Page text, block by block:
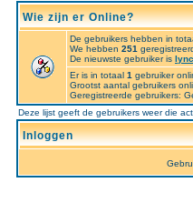
Wie zijn er Online?
De gebruikers hebben in
We hebben 251
De nieuwste gebruiker is
Er is in totaal 1 gebruiker
Grootst aantal gebruikers
Geregistreerde gebruikers:
Deze lijst geeft de gebruikers weer die
Inloggen